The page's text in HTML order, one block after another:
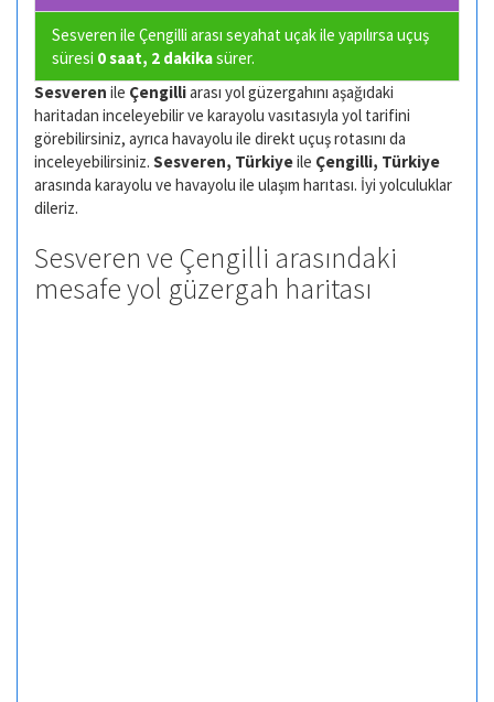
Sesveren ile Çengilli arası seyahat uçak ile yapılırsa uçuş
süresi 0 saat, 2 dakikasürer.
Sesveren ile Çengilliarası yol güzergahını aşağıdaki
haritadan inceleyebilir ve karayolu vasıtasıyla yol tarifini
görebilirsiniz, ayrıca havayolu ile direkt uçuş rotasını da
inceleyebilirsiniz. Sesveren, Türkiyeile Çengilli, Türkiye
arasında karayolu ve havayolu ile ulaşım harıtası. İyi yolculuklar
dileriz.
Sesveren ve Çengilli arasındaki
mesafe yol güzergah haritası